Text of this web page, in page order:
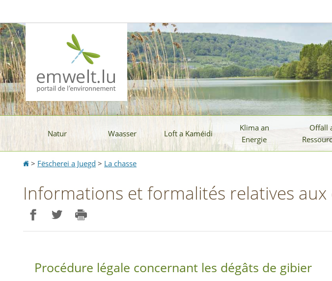
la
navigation
contenu
Natur Waasser Loft a Kaméidi
Klima an
Energie
Offäll
Accueil
> Fëscherei a Juegd > La chasse
Informations et formalités relatives aux
Procédure légale concernant les dégâts de gibier